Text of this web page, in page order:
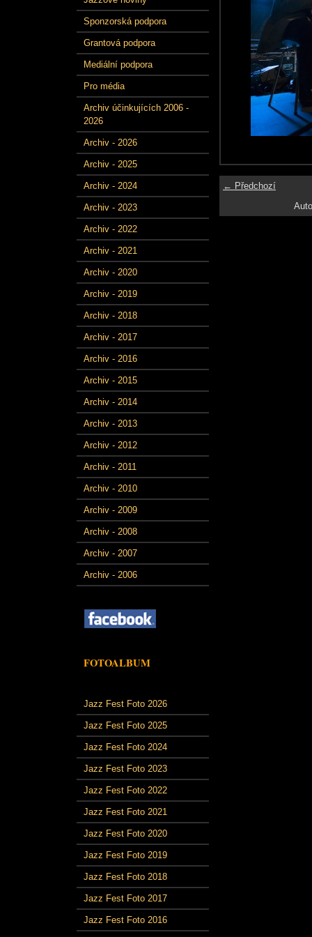
Sponzorská podpora
Grantová podpora
Mediální podpora
Pro média
Archiv účinkujících 2006 -
2026
Archiv - 2026
Archiv - 2025
Archiv - 2024
Archiv - 2023
Archiv - 2022
Archiv - 2021
Archiv - 2020
Archiv - 2019
Archiv - 2018
Archiv - 2017
Archiv - 2016
Archiv - 2015
Archiv - 2014
Archiv - 2013
Archiv - 2012
Archiv - 2011
Archiv - 2010
Archiv - 2009
Archiv - 2008
Archiv - 2007
Archiv - 2006
FOTOALBUM
Jazz Fest Foto 2026
Jazz Fest Foto 2025
Jazz Fest Foto 2024
Jazz Fest Foto 2023
Jazz Fest Foto 2022
Jazz Fest Foto 2021
Jazz Fest Foto 2020
Jazz Fest Foto 2019
Jazz Fest Foto 2018
Jazz Fest Foto 2017
Jazz Fest Foto 2016
← Předchozí